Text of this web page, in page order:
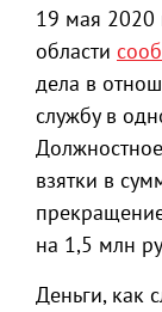
19 мая 2020
области
дела в
службу в
взятки в
на 1,5 млн
Деньги, как